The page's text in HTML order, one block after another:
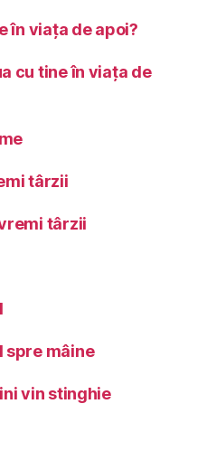
în viața de apoi?
cu tine în viața de
târzii
târzii
spre mâine
vin stinghie